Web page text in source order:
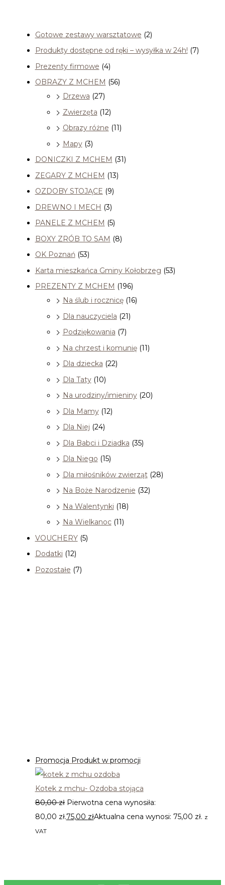
Gotowe zestawy warsztatowe (2)
Produkty dostępne od ręki – wysyłka w 24h! (7)
Prezenty firmowe (4)
OBRAZY Z MCHEM (56)
Drzewa (27)
Zwierzęta (12)
Obrazy różne (11)
Mapy (3)
DONICZKI Z MCHEM (31)
ZEGARY Z MCHEM (13)
OZDOBY STOJĄCE (9)
DREWNO I MECH (3)
PANELE Z MCHEM (5)
BOXY ZRÓB TO SAM (8)
OK Poznań (53)
Karta mieszkańca Gminy Kołobrzeg (53)
PREZENTY Z MCHEM (196)
Na ślub i rocznicę (16)
Dla nauczyciela (21)
Podziękowania (7)
Na chrzest i komunię (11)
Dla dziecka (22)
Dla Taty (10)
Na urodziny/imieniny (20)
Dla Mamy (12)
Dla Niej (24)
Dla Babci i Dziadka (35)
Dla Niego (15)
Dla miłośników zwierząt (28)
Na Boże Narodzenie (32)
Na Walentynki (18)
Na Wielkanoc (11)
VOUCHERY (5)
Dodatki (12)
Pozostałe (7)
Promocja Produkt w promocji
Kotek z mchu- Ozdoba stojąca
80,00zł Pierwotna cena wynosiła:
80,00 zł.75,00 złAktualna cena wynosi: 75,00 zł. z
VAT